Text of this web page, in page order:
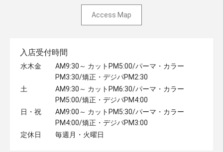
Access Map
入店受付時間
水木金
AM9:30～ カットPM5:00/パーマ・カラー
PM3:30/矯正・デジパPM2:30
土
AM9:30～ カットPM6:30/パーマ・カラー
PM5:00/矯正・デジパPM4:00
日・祝
AM9:00～ カットPM5:30/パーマ・カラー
PM4:00/矯正・デジパPM3:00
定休日
毎週月・火曜日